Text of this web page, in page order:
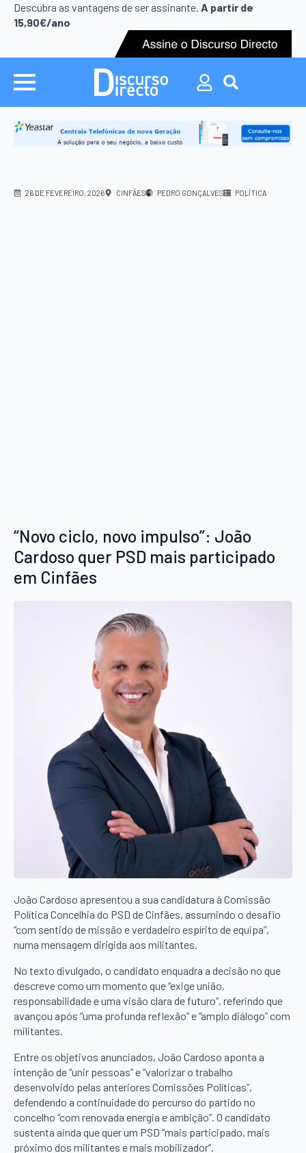
Descubra as vantagens de ser assinante. A partir de
15,90€/ano
Search
for:
Search
26 DE FEVEREIRO, 2026 CINFÃES PEDRO GONÇALVES POLÍTICA
“Novo ciclo, novo impulso”: João
Cardoso quer PSD mais participado
em Cinfães
João Cardoso apresentou a sua candidatura à Comissão
Política Concelhia do PSD de Cinfães, assumindo o desafio
“com sentido de missão e verdadeiro espírito de equipa”,
numa mensagem dirigida aos militantes.
No texto divulgado, o candidato enquadra a decisão no que
descreve como um momento que “exige união,
responsabilidade e uma visão clara de futuro”, referindo que
avançou após “uma profunda reflexão” e “amplo diálogo” com
militantes.
Entre os objetivos anunciados, João Cardoso aponta a
intenção de “unir pessoas” e “valorizar o trabalho
desenvolvido pelas anteriores Comissões Políticas”,
defendendo a continuidade do percurso do partido no
concelho “com renovada energia e ambição”. O candidato
sustenta ainda que quer um PSD “mais participado, mais
próximo dos militantes e mais mobilizador”.